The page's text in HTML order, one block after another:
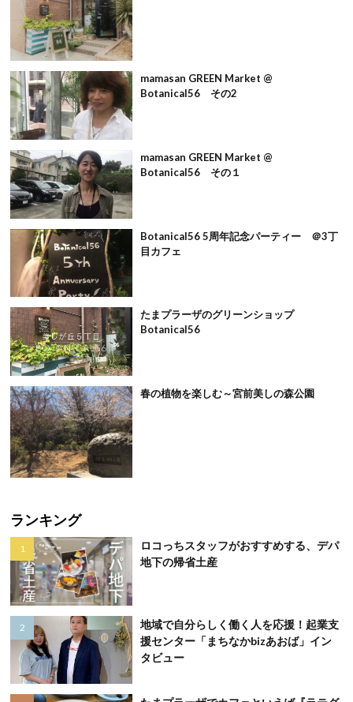
mamasan GREEN Market @
Botanical56 その2
mamasan GREEN Market @
Botanical56 その１
Botanical56 5周年記念パーティー ＠3丁
目カフェ
たまプラーザのグリーンショップ
Botanical56
春の植物を楽しむ～宮前美しの森公園
ランキング
ロコっちスタッフがおすすめする、デパ
地下の帰省土産
地域で自分らしく働く人を応援！起業支
援センター「まちなかbizあおば」イン
タビュー